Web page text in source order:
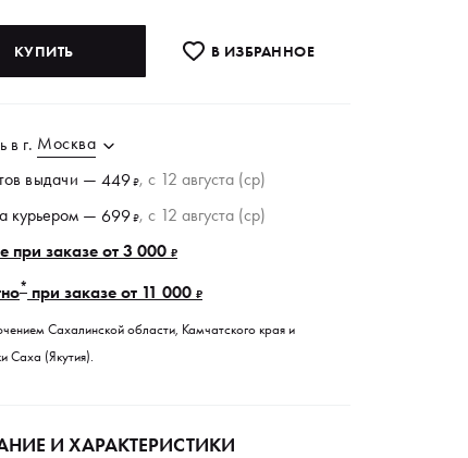
КУПИТЬ В ИЗБРАННОE
в г. Москва
выдачи —449₽, c 12 августа (ср)
курьером —699₽, c 12 августа (ср)
при заказе от 3 000₽
* при заказе от 11 000₽
Сахалинской области, Камчатского края и
Саха (Якутия).
И ХАРАКТЕРИСТИКИ